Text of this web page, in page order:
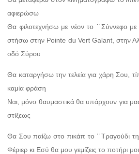
αφιερώσω
Θα φιλοτεχνήσω με νέον το ῾῾Σύννεφο με
στήσω στην Pointe du Vert Galant, στην
οδό Σύρου
Θα καταργήσω την τελεία για χάρη Σου,
καμία φράση
Ναι, μόνο θαυμαστικά θα υπάρχουν για
στίξεως
Θα Σου παίζω στο πικάπ το ῾῾Τραγούδι
Φέριερ κι Εσύ θα μου γεμίζεις το ποτήρι